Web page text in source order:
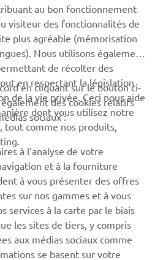
au bon fonctionnement
visiteur des fonctionnalités de
plus agréable (mémorisation
Nous utilisons également
de récolter des
en respectant la législation
de la vie privée. Ceci nous aide
dont vous utilisez notre
tout comme nos produits,
en cliquant sur le bouton ci-
des cookies relatifs
sociaux :
à l’analyse de votre
et à la fourniture
à vous présenter des offres
sur nos gammes et à vous
services à la carte par le biais
les sites de tiers, y compris
aux médias sociaux comme
se basent sur votre